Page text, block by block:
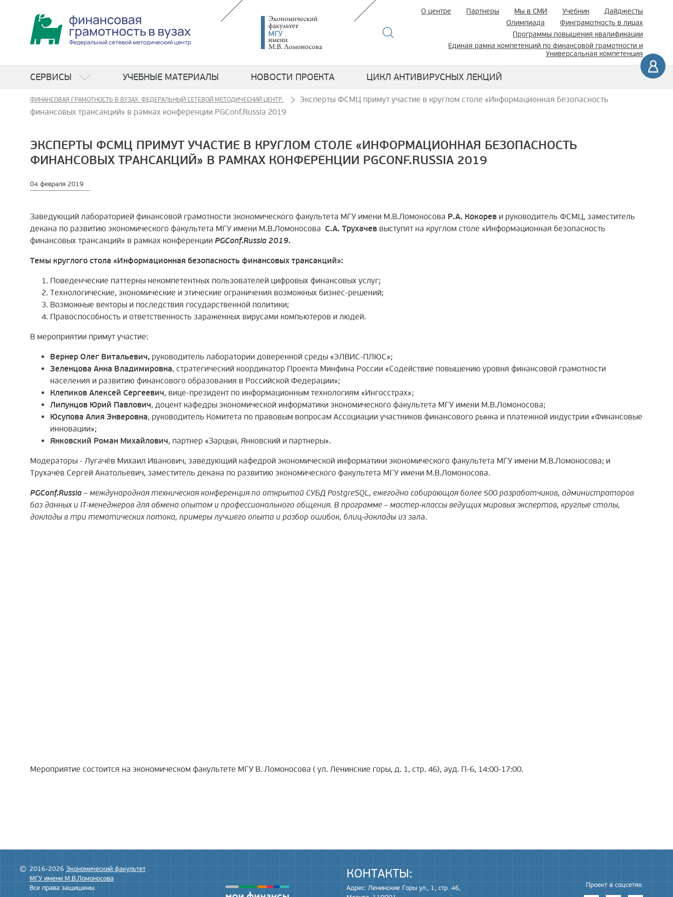
О центре Партнеры Мы в СМИ Учебник
Дайджесты
Олимпиада
Финграмотность в лицах
Программы повышения квалификации
Единая рамка компетенций по финансовой грамотности и
Универсальная компетенция
СЕРВИСЫ УЧЕБНЫЕ МАТЕРИАЛЫ НОВОСТИ ПРОЕКТА ЦИКЛ АНТИВИРУСНЫХ ЛЕКЦИЙ
ФИНАНСОВАЯ ГРАМОТНОСТЬ В ВУЗАХ. ФЕДЕРАЛЬНЫЙ СЕТЕВОЙ МЕТОДИЧЕСКИЙ ЦЕНТР.
Эксперты ФСМЦ примут участие в круглом столе «Информационная безопасность
финансовых трансакций» в рамках конференции PGConf.Russia 2019
ЭКСПЕРТЫ ФСМЦ ПРИМУТ УЧАСТИЕ В КРУГЛОМ СТОЛЕ «ИНФОРМАЦИОННАЯ БЕЗОПАСНОСТЬ
ФИНАНСОВЫХ ТРАНСАКЦИЙ» В РАМКАХ КОНФЕРЕНЦИИ PGCONF.RUSSIA 2019
04 февраля 2019
Заведующий лабораторией финансовой грамотности экономического факультета МГУ имени М.В.Ломоносова Р.А. Кокорев и руководитель ФСМЦ, заместитель
декана по развитию экономического факультета МГУ имени М.В.Ломоносова С.А. Трухачев выступят на круглом столе «Информационная безопасность
финансовых трансакций» в рамках конференции PGConf.Russia 2019.
Темы круглого стола «Информационная безопасность финансовых трансакций»:
Поведенческие паттерны некомпетентных пользователей цифровых финансовых услуг;
Технологические, экономические и этические ограничения возможных бизнес-решений;
Возможные векторы и последствия государственной политики;
Правоспособность и ответственность зараженных вирусами компьютеров и людей.
В мероприятии примут участие:
Вернер Олег Витальевич, руководитель лаборатории доверенной среды «ЭЛВИС-ПЛЮС»;
Зеленцова Анна Владимировна, стратегический координатор Проекта Минфина России «Содействие повышению уровня финансовой грамотности
населения и развитию финансового образования в Российской Федерации»;
Клепиков Алексей Сергеевич, вице-президент по информационным технологиям «Ингосстрах»;
Липунцов Юрий Павлович, доцент кафедры экономической информатики экономического факультета МГУ имени М.В.Ломоносова;
Юсупова Алия Энверовна, руководитель Комитета по правовым вопросам Ассоциации участников финансового рынка и платежной индустрии «Финансовые
инновации»;
Янковский Роман Михайлович, партнер «Зарцын, Янковский и партнеры».
Модераторы - Лугачёв Михаил Иванович, заведующий кафедрой экономической информатики экономического факультета МГУ имени М.В.Ломоносова; и
Трухачёв Сергей Анатольевич, заместитель декана по развитию экономического факультета МГУ имени М.В.Ломоносова.
PGConf.Russia – международная техническая конференция по открытой СУБД PostgreSQL, ежегодно собирающая более 500 разработчиков, администраторов
баз данных и IT-менеджеров для обмена опытом и профессионального общения. В программе – мастер-классы ведущих мировых экспертов, круглые столы,
доклады в три тематических потока, примеры лучшего опыта и разбор ошибок, блиц-доклады из зала.
Мероприятие состоится на экономическом факультете МГУ В. Ломоносова ( ул. Ленинские горы, д. 1, стр. 46), ауд. П-6, 14:00-17:00.
2016-2026Экономический факультет
МГУ имени М.В.Ломоносова
Все права защищены.
КОНТАКТЫ:
Адрес: Ленинские Горы ул., 1, стр. 46,
Проект в соцсетях: